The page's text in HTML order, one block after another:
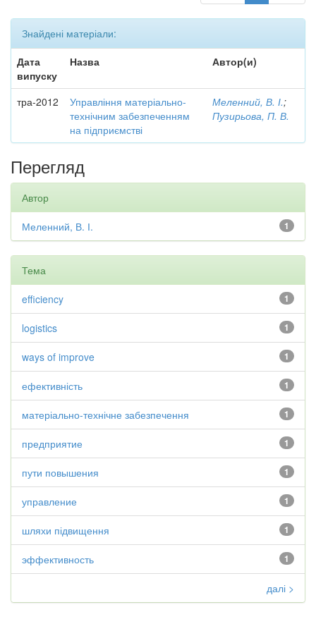
Знайдені матеріали:
Дата
випуску
Назва Автор(и)
тра-2012
Управління матеріально-
технічним забезпеченням
на підприємстві
Меленний, В. І.;
Пузирьова, П. В.
Перегляд
Автор
1
Меленний, В. І.
Тема
1
efficiency
1
logistics
1
ways of improve
1
ефективність
1
матеріально-технічне забезпечення
1
предприятие
1
пути повышения
1
управление
1
шляхи підвищення
1
эффективность
далі >